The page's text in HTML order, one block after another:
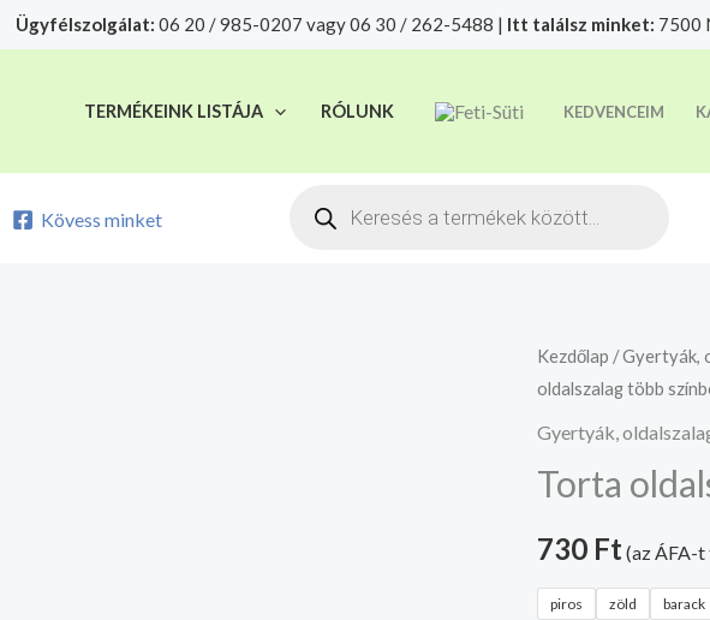
Ügyfélszolgálat: 06 20 / 985-0207 vagy 06 30 / 262-5488 | Itt találsz minket: 7500
TERMÉKEINK LISTÁJA RÓLUNK KEDVENCEIM
Kövess minket
Products
Kezdőlap /Gyertyák,
oldalszalag több
Gyertyák,
Torta
730 Ft (az ÁFA-
piros zöld barack
Torta
oldalszalag
több
mennyiség
termékeket csakis saját felelősségre adjuk át futárszolgálatnak,